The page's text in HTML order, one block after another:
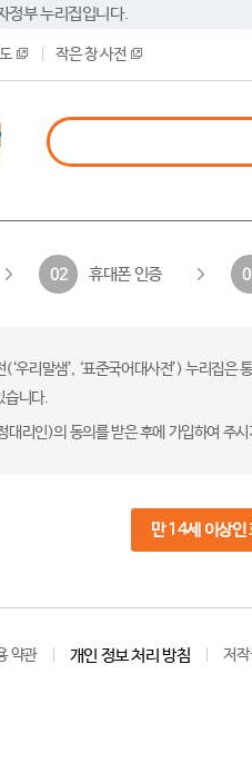
정부 누리집입니다.
작은 창 사전
02 휴대폰 인증
우리말샘’, ‘표준국어대사전’) 누리집
습니다.
대리인)의 동의를 받은 후에 가입하여 주
만 14세 이상인
약관 개인 정보 처리 방침 저